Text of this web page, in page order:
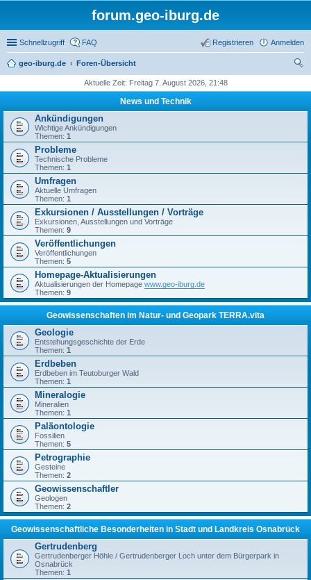
forum.geo-iburg.de
Schnellzugriff FAQ Anmelden
Registrieren
geo-iburg.de
Foren-Übersicht
Aktuelle Zeit: Freitag 7. August 2026, 21:48
News und Technik
Ankündigungen
Wichtige Ankündigungen
Themen: 1
Probleme
Technische Probleme
Themen: 1
Umfragen
Aktuelle Umfragen
Themen: 1
Exkursionen / Ausstellungen / Vorträge
Exkursionen, Ausstellungen und Vorträge
Themen: 9
Veröffentlichungen
Veröffentlichungen
Themen: 5
Homepage-Aktualisierungen
Aktualisierungen der Homepage www.geo-iburg.de
Themen: 9
Geowissenschaften im Natur- und Geopark TERRA.vita
Geologie
Entstehungsgeschichte der Erde
Themen: 1
Erdbeben
Erdbeben im Teutoburger Wald
Themen: 1
Mineralogie
Mineralien
Themen: 1
Paläontologie
Fossilien
Themen: 5
Petrographie
Gesteine
Themen: 2
Geowissenschaftler
Geologen
Themen: 2
Geowissenschaftliche Besonderheiten in Stadt und Landkreis Osnabrück
Gertrudenberg
Gertrudenberger Höhle / Gertrudenberger Loch unter dem Bürgerpark in
Osnabrück
Themen: 1